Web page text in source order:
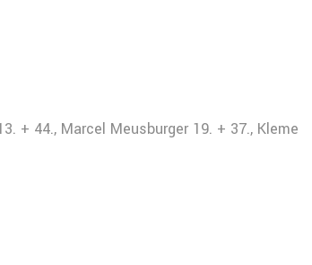
+ 44., Marcel Meusburger 19. + 37., Kleme